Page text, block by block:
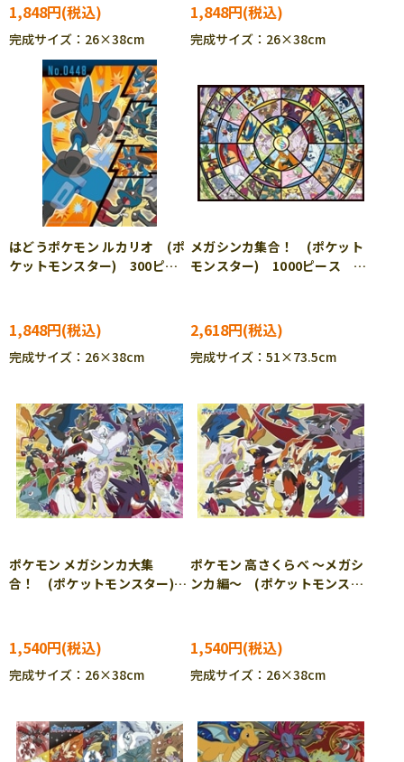
1,848円
完成サイズ：26×38cm
1,848円
完成サイズ：26×38cm
はどうポケモン ルカリオ (ポ
ケットモンスター) 300ピー
1,848円
完成サイズ：26×38cm
メガシンカ集合！ (ポケット
モンスター) 1000ピース ジ
2,618円
完成サイズ：51×73.5cm
ポケモン メガシンカ大集
合！ (ポケットモンスター)
1,540円
完成サイズ：26×38cm
ポケモン 高さくらべ ～メガシ
ンカ編～ (ポケットモンスタ
PO］
1,540円
完成サイズ：26×38cm